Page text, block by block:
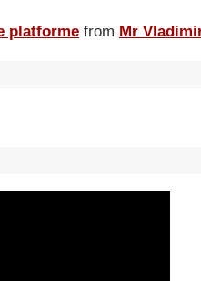
platforme from Mr